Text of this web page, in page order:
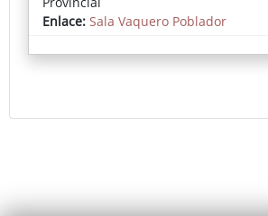
la figura.
Enlace: Sala Vaquero Poblador